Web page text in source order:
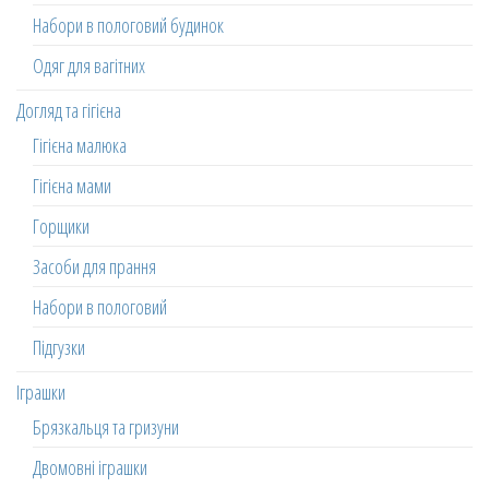
Набори в пологовий будинок
Одяг для вагітних
Догляд та гігієна
Гігієна малюка
Гігієна мами
Горщики
Засоби для прання
Набори в пологовий
Підгузки
Іграшки
Брязкальця та гризуни
Двомовні іграшки